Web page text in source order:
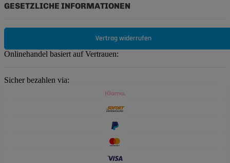
GESETZLICHE INFORMATIONEN
Vertrag widerrufen
Onlinehandel basiert auf Vertrauen:
Sicher bezahlen via: